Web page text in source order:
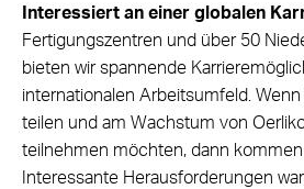
Interessiert an einer globalen
Fertigungszentren und über 50
bieten wir spannende
internationalen Arbeitsumfeld.
teilen und am Wachstum von
teilnehmen möchten, dann kommen
Interessante Herausforderungen